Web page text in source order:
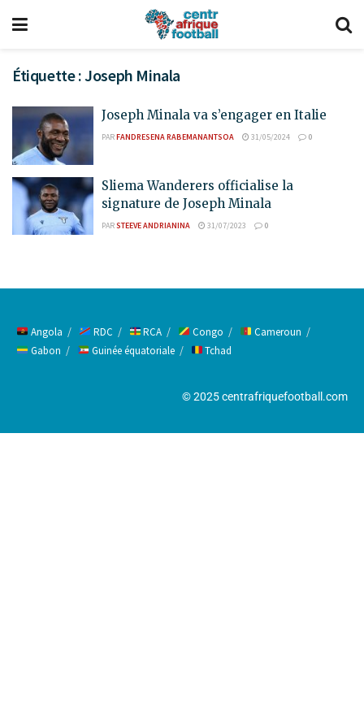
Étiquette :Joseph Minala
Joseph Minala va s’engager en Italie
PARFANDRESENA RABEMANANTSOA 31/05/2024 0
Sliema Wanderers officialise la
signature de Joseph Minala
PARSTEEVE ANDRIANINA 31/07/2023 0
Angola RDC RCA Congo
Cameroun
Gabon
Guinée équatoriale Tchad
© 2025 centrafriquefootball.com